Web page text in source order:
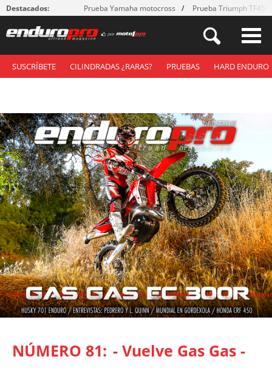
Destacados: Prueba Yamaha motocross Prueba Triumph
SUSCRÍBETE CILINDRADAS ¿RARAS? PRUEBAS HARD ENDURO
NÚMERO 81: - Vuelve Gas Gas -